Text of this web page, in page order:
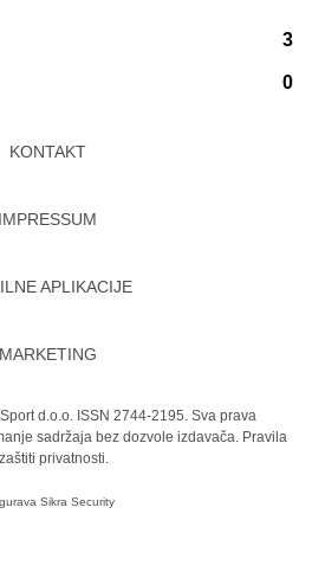
3
0
KONTAKT
IMPRESSUM
APLIKACIJE
MARKETING
d.o.o. ISSN 2744-2195. Sva prava
sadržaja bez dozvole izdavača. Pravila
privatnosti.
Sikra Security